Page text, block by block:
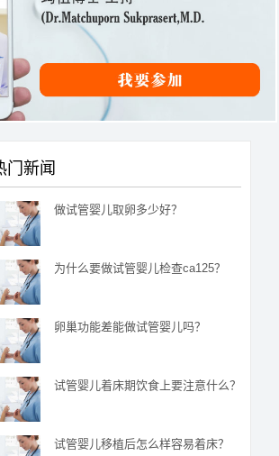
门新闻
做试管婴儿取卵多少好？
为什么要做试管婴儿检查ca125？
卵巢功能差能做试管婴儿吗？
试管婴儿着床期饮食上要注意什么？
试管婴儿移植后怎么样容易着床？